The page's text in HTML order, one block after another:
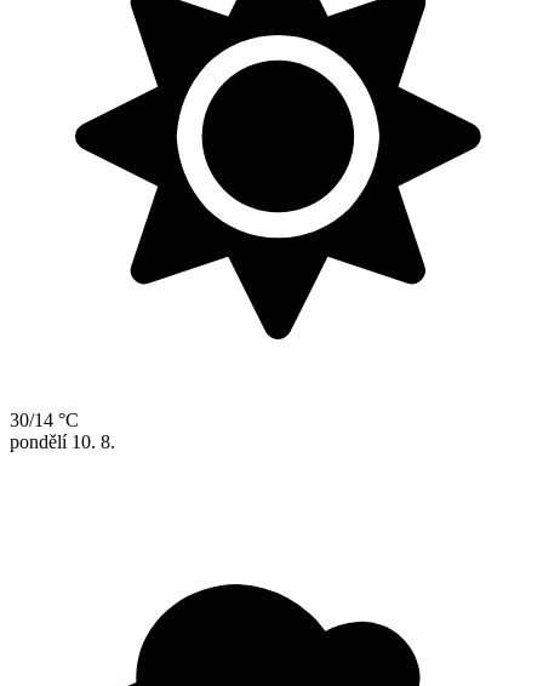
30/14 °C
pondělí 10. 8.